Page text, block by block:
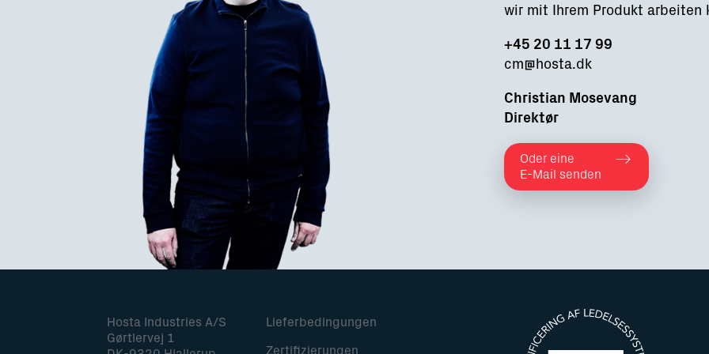
wir mit Ihrem Produkt arbeiten
+45 20 11 17 99
cm@hosta.dk
Christian Mosevang
Direktør
Oder eine
E-Mail senden
Hosta Industries A/S
Gørtlervej 1
Lieferbedingungen
Zertifizierungen